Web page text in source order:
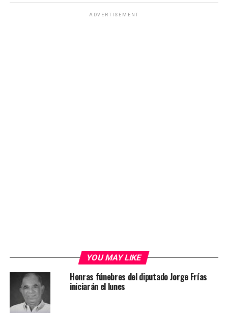
ADVERTISEMENT
YOU MAY LIKE
Honras fúnebres del diputado Jorge Frías
iniciarán el lunes